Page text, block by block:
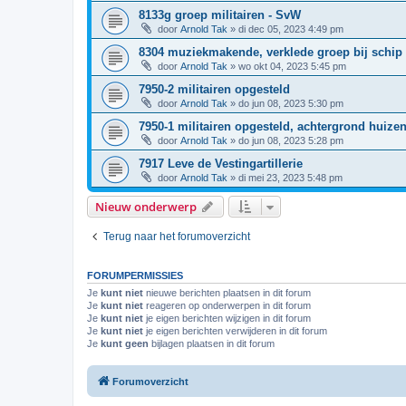
8133g groep militairen - SvW
door Arnold Tak » di dec 05, 2023 4:49 pm
8304 muziekmakende, verklede groep bij schip
door Arnold Tak » wo okt 04, 2023 5:45 pm
7950-2 militairen opgesteld
door Arnold Tak » do jun 08, 2023 5:30 pm
7950-1 militairen opgesteld, achtergrond huizen
door Arnold Tak » do jun 08, 2023 5:28 pm
7917 Leve de Vestingartillerie
door Arnold Tak » di mei 23, 2023 5:48 pm
Nieuw onderwerp
Terug naar het forumoverzicht
FORUMPERMISSIES
Je kunt niet nieuwe berichten plaatsen in dit forum
Je kunt niet reageren op onderwerpen in dit forum
Je kunt niet je eigen berichten wijzigen in dit forum
Je kunt niet je eigen berichten verwijderen in dit forum
Je kunt geen bijlagen plaatsen in dit forum
Forumoverzicht